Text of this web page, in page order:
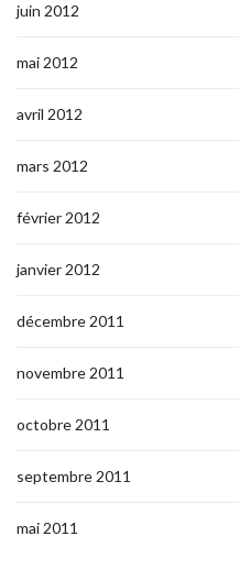
juin 2012
mai 2012
avril 2012
mars 2012
février 2012
janvier 2012
décembre 2011
novembre 2011
octobre 2011
septembre 2011
mai 2011